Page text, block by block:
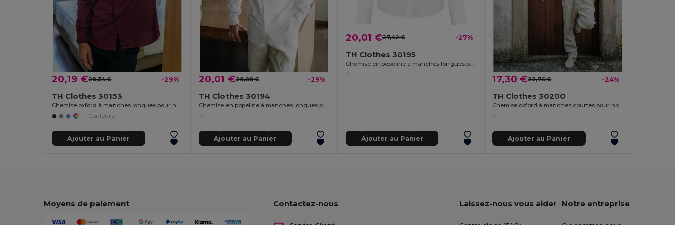
20,19 €28,34 € -29%
TH Clothes 30153
Chemise oxford à manches longues pour hommes
+1 Couleurs
Ajouter au Panier
20,01 €28,08 € -29%
TH Clothes 30194
Chemise en popeline à manches longues pour hommes.Couleur blanche
Ajouter au Panier
20,01 €27,42 € -27%
TH Clothes 30195
Chemise en popeline à manches longues pour femmes. Couleur blanche
Ajouter au Panier
17,30 €22,76 € -24%
TH Clothes 30200
Chemise oxford à manches courtes pour homme. Couleur blanche
Ajouter au Panier
Moyens de paiement Contactez-nous Laissez-nous vous aider Notre entreprise